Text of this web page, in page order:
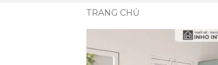
TRANG CHỦ